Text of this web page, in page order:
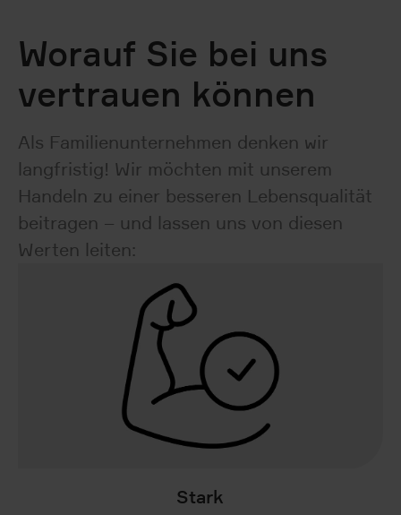
Worauf Sie bei uns
vertrauen können
Als Familienunternehmen denken wir
langfristig! Wir möchten mit unserem
Handeln zu einer besseren Lebensqualität
beitragen – und lassen uns von diesen
Werten leiten:
Stark